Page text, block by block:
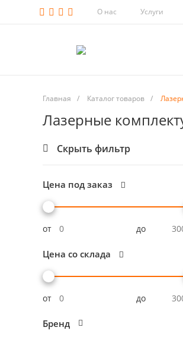
О нас Услуги
Главная / Каталог товаров /
Лазерные
Скрыть фильтр
Цена под заказ
от до
Цена со склада
от до
Бренд